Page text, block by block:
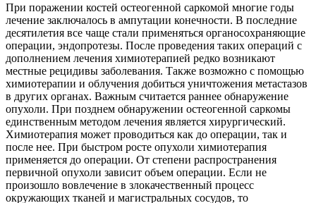
При поражении костей остеогенной саркомой многие годы
лечение заключалось в ампутации конечности. В последние
десятилетия все чаще стали применяться органосохраняющие
операции, эндопротезы. После проведения таких операций с
дополнением лечения химиотерапией редко возникают
местные рецидивы заболевания. Также возможно с помощью
химиотерапии и облучения добиться уничтожения метастазов
в других органах. Важным считается раннее обнаружение
опухоли. При позднем обнаружении остеогенной саркомы
единственным методом лечения является хирургический.
Химиотерапия может проводиться как до операции, так и
после нее. При быстром росте опухоли химиотерапия
применяется до операции. От степени распространения
первичной опухоли зависит объем операции. Если не
произошло вовлечение в злокачественный процесс
окружающих тканей и магистральных сосудов, то